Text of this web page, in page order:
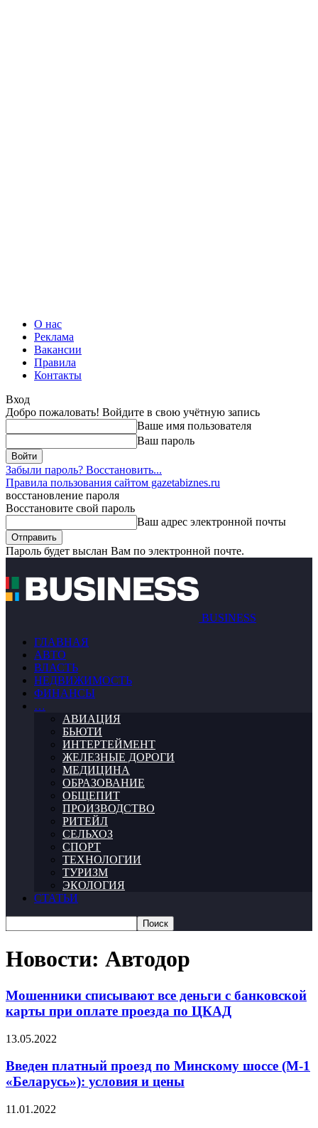
О нас
Реклама
Вакансии
Правила
Контакты
Вход
Добро пожаловать! Войдите в свою учётную запись
Ваше имя пользователя
Ваш пароль
Забыли пароль? Восстановить...
Правила пользования сайтом gazetabiznes.ru
восстановление пароля
Восстановите свой пароль
Ваш адрес электронной почты
Пароль будет выслан Вам по электронной почте.
BUSINESS
ГЛАВНАЯ
АВТО
ВЛАСТЬ
НЕДВИЖИМОСТЬ
ФИНАНСЫ
…
АВИАЦИЯ
БЬЮТИ
ИНТЕРТЕЙМЕНТ
ЖЕЛЕЗНЫЕ ДОРОГИ
МЕДИЦИНА
ОБРАЗОВАНИЕ
ОБЩЕПИТ
ПРОИЗВОДСТВО
РИТЕЙЛ
СЕЛЬХОЗ
СПОРТ
ТЕХНОЛОГИИ
ТУРИЗМ
ЭКОЛОГИЯ
СТАТЬИ
Новости: Автодор
Мошенники списывают все деньги с банковской
карты при оплате проезда по ЦКАД
13.05.2022
Введен платный проезд по Минскому шоссе (М-1
«Беларусь»): условия и цены
11.01.2022